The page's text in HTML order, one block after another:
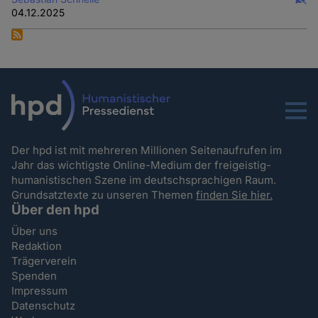
04.12.2025
Menu
Der hpd ist mit mehreren Millionen Seitenaufrufen im
Jahr das wichtigste Online-Medium der freigeistig-
humanistischen Szene im deutschsprachigen Raum.
Grundsatztexte zu unseren Themenfinden Sie hier.
Über den hpd
Über uns
Redaktion
Trägerverein
Spenden
Impressum
Datenschutz